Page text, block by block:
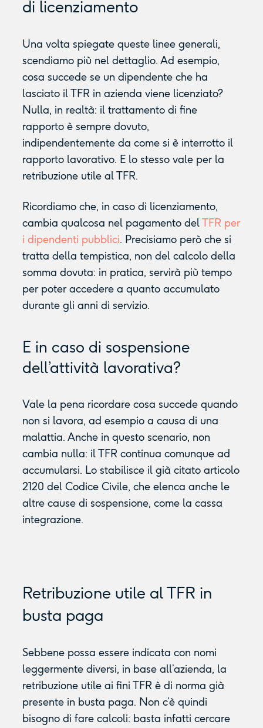
di licenziamento
Una volta spiegate queste linee generali,
scendiamo più nel dettaglio. Ad esempio,
cosa succede se un dipendente che ha
lasciato il TFR in azienda viene licenziato?
Nulla, in realtà: il trattamento di fine
rapporto è sempre dovuto,
indipendentemente da come si è interrotto il
rapporto lavorativo. E lo stesso vale per la
retribuzione utile al TFR.
Ricordiamo che, in caso di licenziamento,
cambia qualcosa nel pagamento delTFR per
i dipendenti pubblici. Precisiamo però che si
tratta della tempistica, non del calcolo della
somma dovuta: in pratica, servirà più tempo
per poter accedere a quanto accumulato
durante gli anni di servizio.
E in caso di sospensione
dell’attività lavorativa?
Vale la pena ricordare cosa succede quando
non si lavora, ad esempio a causa di una
malattia. Anche in questo scenario, non
cambia nulla: il TFR continua comunque ad
accumularsi. Lo stabilisce il già citato articolo
2120 del Codice Civile, che elenca anche le
altre cause di sospensione, come la cassa
integrazione.
Retribuzione utile al TFR in
busta paga
Sebbene possa essere indicata con nomi
leggermente diversi, in base all’azienda, la
retribuzione utile ai fini TFR è di norma già
presente in busta paga. Non c’è quindi
bisogno di fare calcoli: basta infatti cercare